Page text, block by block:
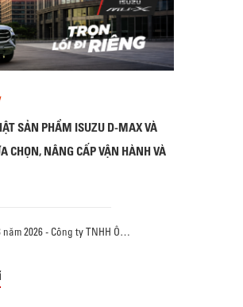
SẢN PHẨM ISUZU D-MAX VÀ
CHỌN, NÂNG CẤP VẬN HÀNH VÀ
2026 - Công ty TNHH Ô…